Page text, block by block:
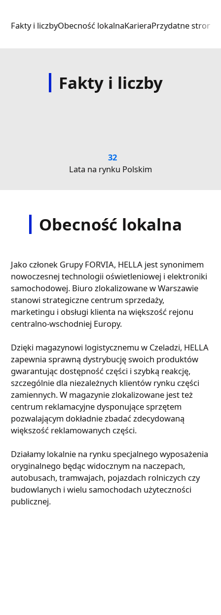
Fakty i liczbyObecność lokalnaKarieraPrzydatne strony
Fakty i liczby
32
Lata na rynku Polskim
Obecność lokalna
Jako członek Grupy FORVIA, HELLA jest synonimem
nowoczesnej technologii oświetleniowej i elektroniki
samochodowej. Biuro zlokalizowane w Warszawie
stanowi strategiczne centrum sprzedaży,
marketingu i obsługi klienta na większość rejonu
centralno-wschodniej Europy.
Dzięki magazynowi logistycznemu w Czeladzi, HELLA
zapewnia sprawną dystrybucję swoich produktów
gwarantując dostępność części i szybką reakcję,
szczególnie dla niezależnych klientów rynku części
zamiennych. W magazynie zlokalizowane jest też
centrum reklamacyjne dysponujące sprzętem
pozwalającym dokładnie zbadać zdecydowaną
większość reklamowanych części.
Działamy lokalnie na rynku specjalnego wyposażenia
oryginalnego będąc widocznym na naczepach,
autobusach, tramwajach, pojazdach rolniczych czy
budowlanych i wielu samochodach użyteczności
publicznej.